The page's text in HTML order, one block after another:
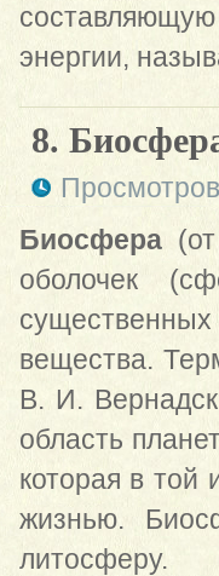
энергии,
8.
Биосфера(от
оболочек
вещества.
В. И.
область
которая в
жизнью.
литосферу.